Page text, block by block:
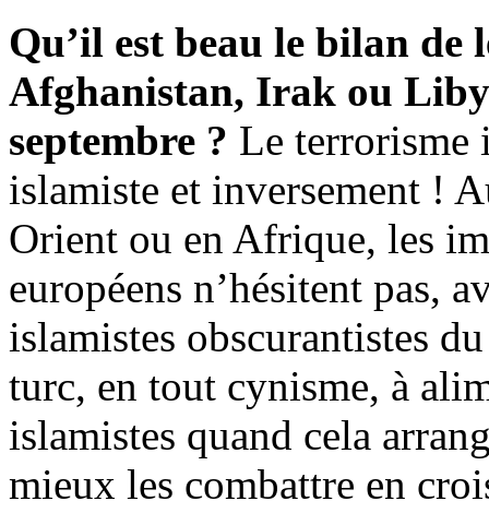
Qu’il est beau le bilan de
Afghanistan, Irak ou
septembre ? Le terrorisme
islamiste et inversement !
Orient ou en Afrique, les
européens n’hésitent pas,
islamistes obscurantistes
turc, en tout cynisme, à
islamistes quand cela
mieux les combattre en